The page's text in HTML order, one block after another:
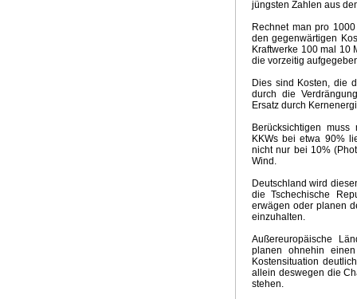
jüngsten Zahlen aus
Rechnet man pro
den gegenwärtigen
Kraftwerke 100 mal 10
die vorzeitig
Dies sind Kosten, die
durch die
Ersatz durch
Berücksichtigen
KKWs bei etwa 90%
nicht nur bei 10%
Wind.
Deutschland wird
die Tschechische
erwägen oder planen
einzuhalten.
Außereuropäische
planen ohnehin
Kostensituation
allein deswegen die
stehen.